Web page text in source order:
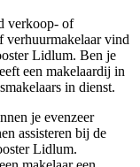
verkoop- of
verhuurmakelaar vind
Lidlum. Ben je
een makelaardij in
in dienst.
je evenzeer
assisteren bij de
Lidlum.